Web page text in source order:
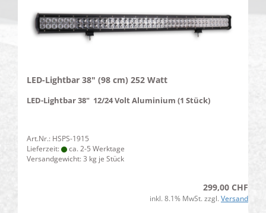
LED-Lightbar 38" (98 cm) 252 Watt
LED-Lightbar 38" 12/24 Volt Aluminium (1 Stück)
Art.Nr.: HSPS-1915
Lieferzeit:
ca. 2-5 Werktage
Versandgewicht:3 kg je Stück
299,00 CHF
inkl. 8.1% MwSt. zzgl. Versand